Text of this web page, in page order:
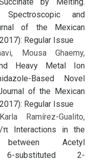
Spectroscopic and
of the Mexican
Regular Issue
Mousa Ghaemy,
Heavy Metal Ion
Based Novel
of the Mexican
Regular Issue
Ramírez-Gualito,
Interactions in the
between Acetyl
6-substituted 2-